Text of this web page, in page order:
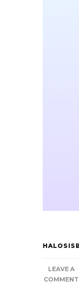
LEAVE A
COMMENT